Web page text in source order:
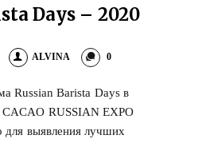
Days – 2020
ALVINA 0
Russian Barista Days в
RUSSIAN EXPO
для выявления лучших